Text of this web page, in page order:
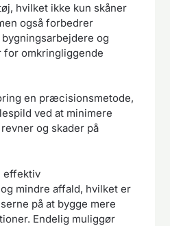
hvilket ikke kun skåner
også forbedrer
og
omkringliggende
en præcisionsmetode,
ved at minimere
og skader på
effektiv
mindre affald, hvilket er
på at bygge mere
Endelig muliggør